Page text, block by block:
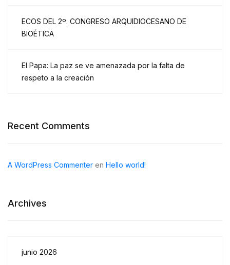
ECOS DEL 2º. CONGRESO ARQUIDIOCESANO DE
BIOÉTICA
El Papa: La paz se ve amenazada por la falta de
respeto a la creación
Recent Comments
A WordPress Commenter en Hello world!
Archives
junio 2026